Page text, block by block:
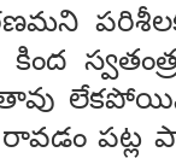
తావు
పట్ల